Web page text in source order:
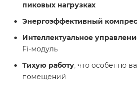
пиковых нагрузках
Энергоэффективный
Интеллектуальное
Fi-модуль
Тихую работу, что особенно
помещений